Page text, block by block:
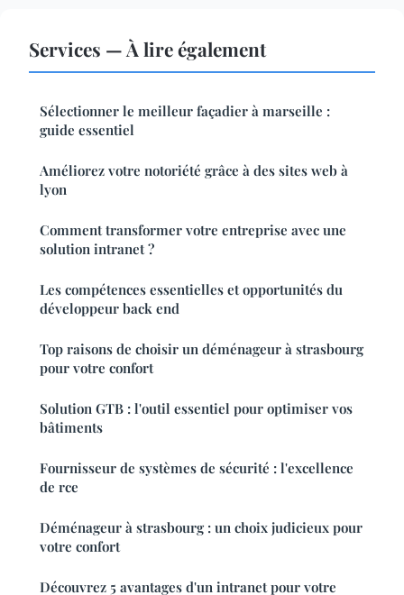
Services — À lire également
Sélectionner le meilleur façadier à marseille :
guide essentiel
Améliorez votre notoriété grâce à des sites web à
lyon
Comment transformer votre entreprise avec une
solution intranet ?
Les compétences essentielles et opportunités du
développeur back end
Top raisons de choisir un déménageur à strasbourg
pour votre confort
Solution GTB : l'outil essentiel pour optimiser vos
bâtiments
Fournisseur de systèmes de sécurité : l'excellence
de rce
Déménageur à strasbourg : un choix judicieux pour
votre confort
Découvrez 5 avantages d'un intranet pour votre